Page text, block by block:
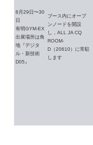
8月29日〜30
日
有明GYM-EX
出展場所は角
地『デジタ
ル・新技術
D05』
ブース内にオープ
ンノードを開設
し，ALL JA CQ
ROOM-
D（20610）に常駐
します